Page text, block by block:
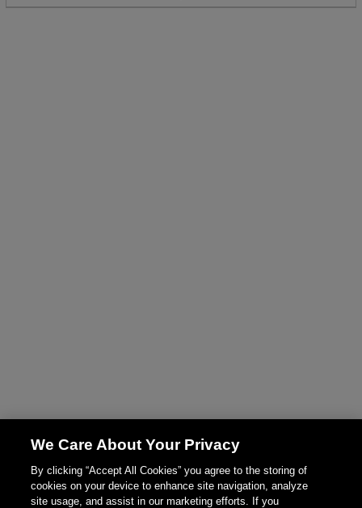
We Care About Your Privacy
By clicking “Accept All Cookies” you agree to the storing of
cookies on your device to enhance site navigation, analyze
site usage, and assist in our marketing efforts. If you